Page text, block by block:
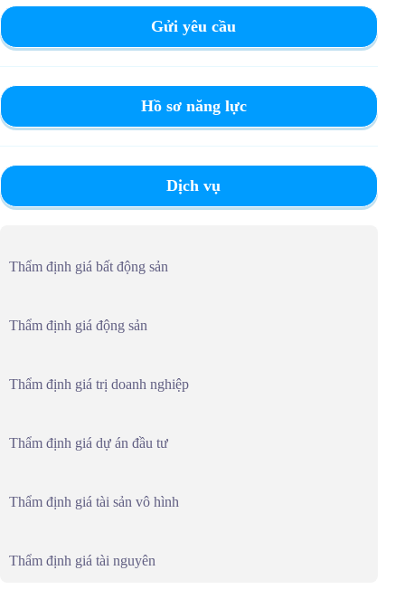
Gửi yêu cầu
Hồ sơ năng lực
Dịch vụ
Thẩm định giá bất động sản
Thẩm định giá động sản
Thẩm định giá trị doanh nghiệp
Thẩm định giá dự án đầu tư
Thẩm định giá tài sản vô hình
Thẩm định giá tài nguyên